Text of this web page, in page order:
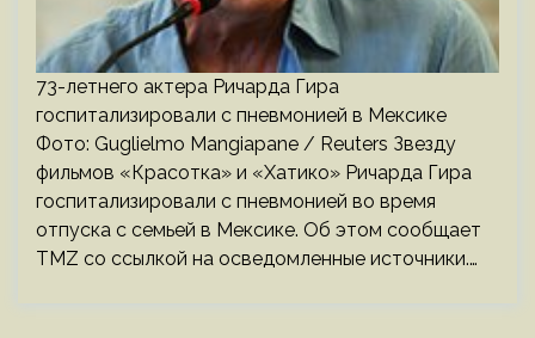
73-летнего актера Ричарда Гира
госпитализировали с пневмонией в Мексике
Фото: Guglielmo Mangiapane / Reuters Звезду
фильмов «Красотка» и «Хатико» Ричарда Гира
госпитализировали с пневмонией во время
отпуска с семьей в Мексике. Об этом сообщает
TMZ со ссылкой на осведомленные источники.…